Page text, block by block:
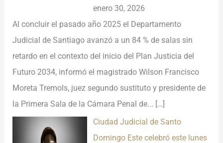
enero 30, 2026
Al concluir el pasado año 2025 el Departamento
Judicial de Santiago avanzó a un 84 % de salas sin
retardo en el contexto del inicio del Plan Justicia del
Futuro 2034, informó el magistrado Wilson Francisco
Moreta Tremols, juez segundo sustituto y presidente de
la Primera Sala de la Cámara Penal de... […]
Ciudad Judicial de Santo
Domingo Este celebró este lunes